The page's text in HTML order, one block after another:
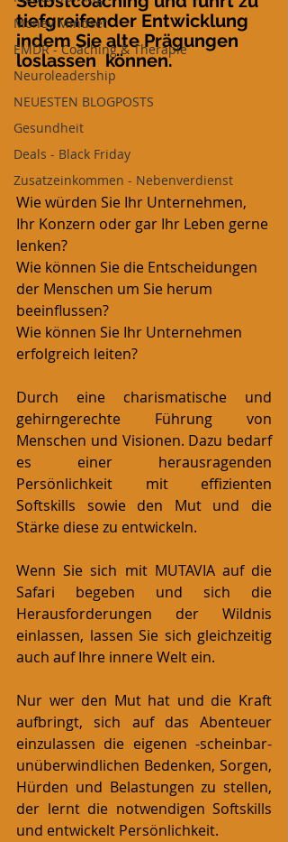
Money Mindset
EMDR - Coaching & Therapie
Neuroleadership
NEUESTEN BLOGPOSTS
Gesundheit
Deals - Black Friday
Zusatzeinkommen - Nebenverdienst
tiefgreifender Entwicklung
indem Sie alte Prägungen
loslassen  können.
Wie würden Sie Ihr Unternehmen,
Ihr Konzern oder gar Ihr Leben gerne
lenken?
Wie können Sie die Entscheidungen
der Menschen um Sie herum
beeinflussen?
Wie können Sie Ihr Unternehmen
erfolgreich leiten?
Durch eine charismatische und
gehirngerechte Führung von
Menschen und Visionen. Dazu bedarf
es einer herausragenden
Persönlichkeit mit effizienten
Softskills sowie den Mut und die
Stärke diese zu entwickeln.
Wenn Sie sich mit MUTAVIA auf die
Safari begeben und sich die
Herausforderungen der Wildnis
einlassen, lassen Sie sich gleichzeitig
auch auf Ihre innere Welt ein.
Nur wer den Mut hat und die Kraft
aufbringt, sich auf das Abenteuer
einzulassen die eigenen -scheinbar-
unüberwindlichen Bedenken, Sorgen,
Hürden und Belastungen zu stellen,
der lernt die notwendigen Softskills
und entwickelt Persönlichkeit.